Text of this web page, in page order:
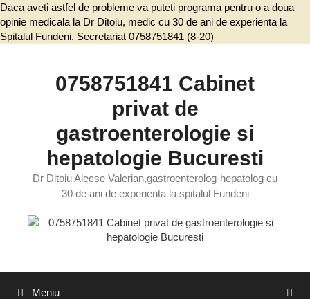
Daca aveti astfel de probleme va puteti programa pentru o a doua
opinie medicala la Dr Ditoiu, medic cu 30 de ani de experienta la
Spitalul Fundeni. Secretariat 0758751841 (8-20)
0758751841 Cabinet
privat de
gastroenterologie si
hepatologie Bucuresti
Dr Ditoiu Alecse Valerian,gastroenterolog-hepatolog cu
30 de ani de experienta la spitalul Fundeni
Meniu